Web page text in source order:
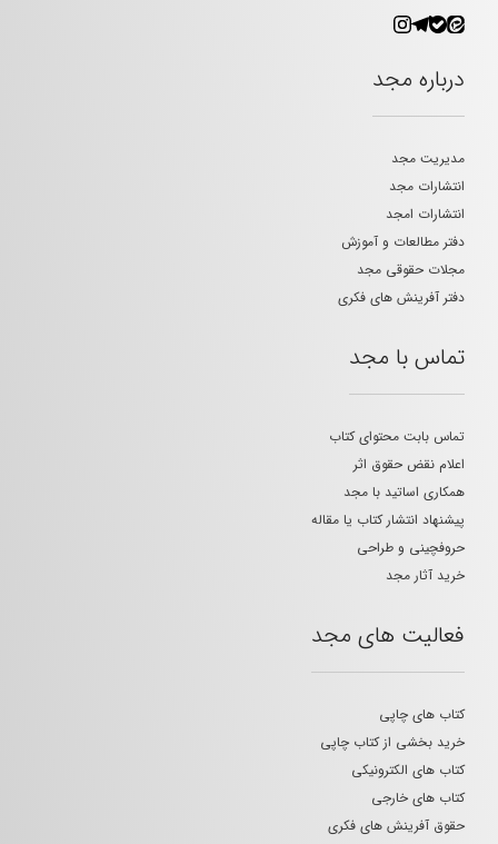
درباره مجد
مدیریت مجد
انتشارات مجد
انتشارات امجد
دفتر مطالعات و آموزش
مجلات حقوقی مجد
دفتر آفرینش های فکری
تماس با مجد
تماس بابت محتوای کتاب
اعلام نقض حقوق اثر
همکاری اساتید با مجد
پیشنهاد انتشار کتاب یا مقاله
حروفچینی و طراحی
خرید آثار مجد
فعالیت های مجد
کتاب های چاپی
خرید بخشی از کتاب چاپی
کتاب های الکترونیکی
کتاب های خارجی
حقوق آفرینش های فکری